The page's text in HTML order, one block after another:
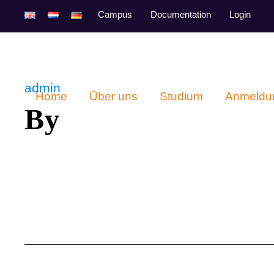
Campus Documentation Login
Home Über uns Studium
admin
By